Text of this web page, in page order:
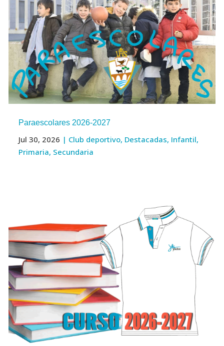
Paraescolares 2026-2027
Jul 30, 2026 | Club deportivo, Destacadas, Infantil,
Primaria, Secundaria